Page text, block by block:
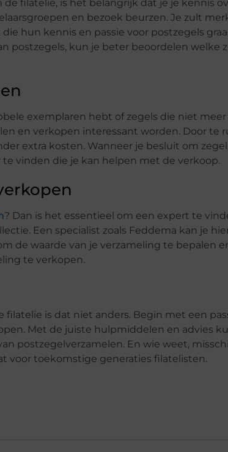
filatelie, is het belangrijk dat je je kennis
en bezoek beurzen. Je zult
hun kennis en passie voor postzegels
postzegels, kun je beter beoordelen welke
exemplaren hebt of zegels die niet meer
en verkopen interessant worden. Door te
extra kosten. Wanneer je besluit om
vinden die je kan helpen met de verkoop.
? Dan is het essentieel om een expert te
Een specialist zoals Feddema kan je
de waarde van je verzameling te bepalen
te verkopen.
is dat niet anders. Begin met een
Met de juiste hulpmiddelen en advies
postzegelverzamelen. En wie weet,
voor toekomstige generaties filatelisten.